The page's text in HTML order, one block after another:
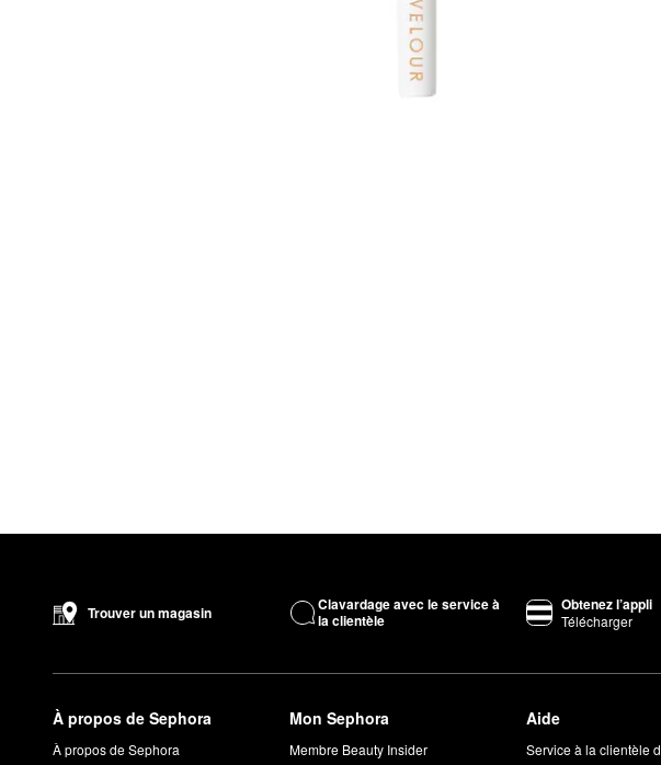
Trouver un magasin
Clavardage avec le service à
la clientèle
Obtenez l’appli
Télécharger
À propos de Sephora
À propos de Sephora
Mon Sephora
Membre Beauty Insider
Aide
Service à la clientèle